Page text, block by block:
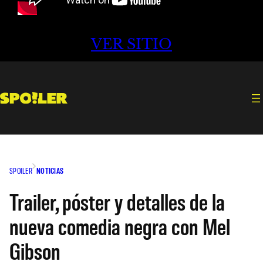
VER SITIO
SPOILER NOTICIAS
Trailer, póster y detalles de la
nueva comedia negra con Mel
Gibson